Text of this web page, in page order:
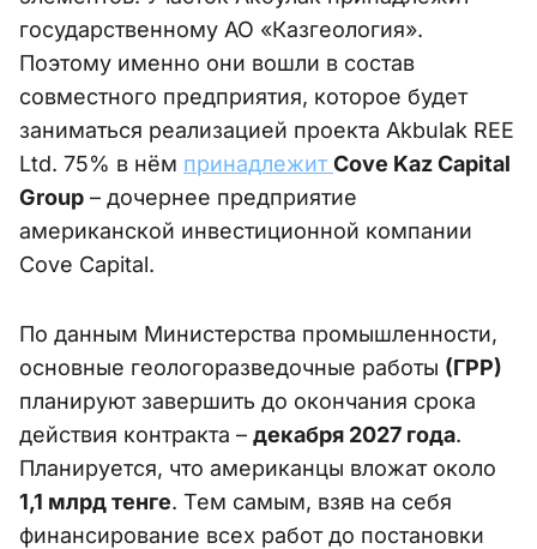
государственному АО «Казгеология».
Поэтому именно они вошли в состав
совместного предприятия, которое будет
заниматься реализацией проекта Akbulak REE
Ltd. 75% в нём принадлежитCove Kaz Capital
Group – дочернее предприятие
американской инвестиционной компании
Cove Capital.
По данным Министерства промышленности,
основные геологоразведочные работы (ГРР)
планируют завершить до окончания срока
действия контракта – декабря 2027 года.
Планируется, что американцы вложат около
1,1 млрд тенге. Тем самым, взяв на себя
финансирование всех работ до постановки